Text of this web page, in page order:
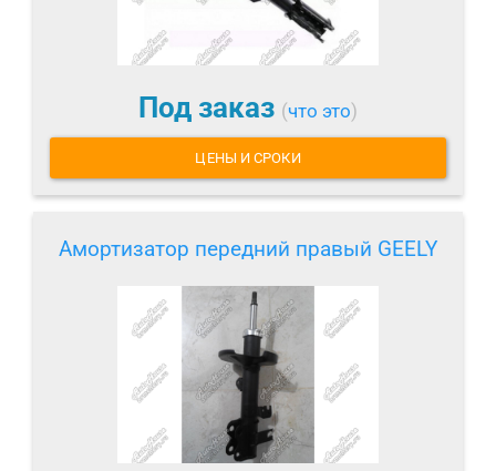
Под заказ (что это)
ЦЕНЫ И СРОКИ
Амортизатор передний правый GEELY